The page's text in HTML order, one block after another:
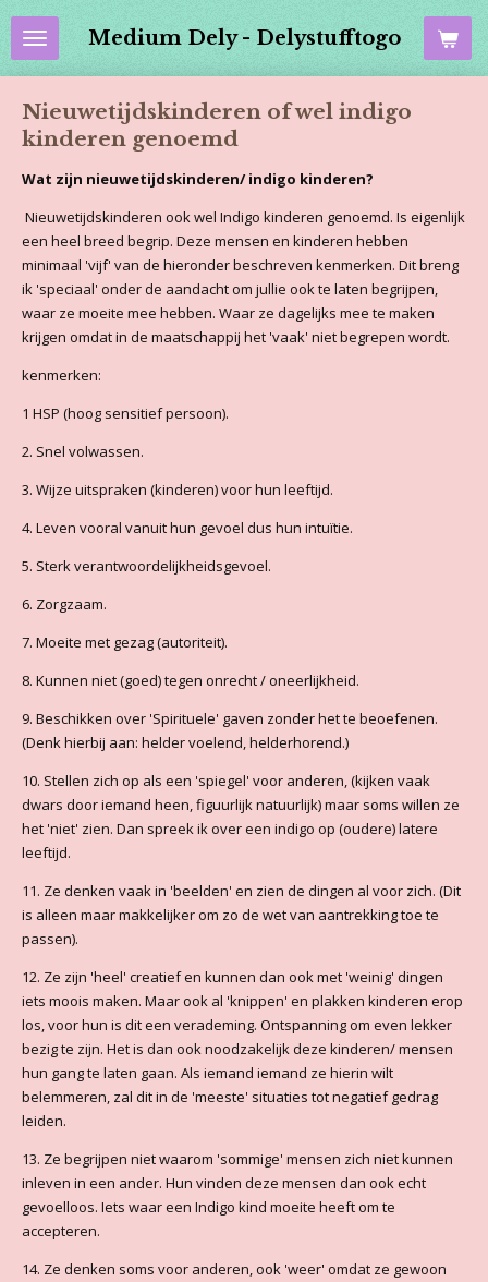
Ga
direct
hoofdinhoud
Medium Dely - Delystufftogo
Nieuwetijdskinderen of wel indigo
kinderen genoemd
Wat zijn nieuwetijdskinderen/ indigo kinderen?
Nieuwetijdskinderen ook wel Indigo kinderen genoemd. Is eigenlijk
een heel breed begrip. Deze mensen en kinderen hebben
minimaal 'vijf' van de hieronder beschreven kenmerken. Dit breng
ik 'speciaal' onder de aandacht om jullie ook te laten begrijpen,
waar ze moeite mee hebben. Waar ze dagelijks mee te maken
krijgen omdat in de maatschappij het 'vaak' niet begrepen wordt.
kenmerken:
1 HSP (hoog sensitief persoon).
2. Snel volwassen.
3. Wijze uitspraken (kinderen) voor hun leeftijd.
4. Leven vooral vanuit hun gevoel dus hun intuïtie.
5. Sterk verantwoordelijkheidsgevoel.
6. Zorgzaam.
7. Moeite met gezag (autoriteit).
8. Kunnen niet (goed) tegen onrecht / oneerlijkheid.
9. Beschikken over 'Spirituele' gaven zonder het te beoefenen.
(Denk hierbij aan: helder voelend, helderhorend.)
10. Stellen zich op als een 'spiegel' voor anderen, (kijken vaak
dwars door iemand heen, figuurlijk natuurlijk) maar soms willen ze
het 'niet' zien. Dan spreek ik over een indigo op (oudere) latere
leeftijd.
11. Ze denken vaak in 'beelden' en zien de dingen al voor zich. (Dit
is alleen maar makkelijker om zo de wet van aantrekking toe te
passen).
12. Ze zijn 'heel' creatief en kunnen dan ook met 'weinig' dingen
iets moois maken. Maar ook al 'knippen' en plakken kinderen erop
los, voor hun is dit een verademing. Ontspanning om even lekker
bezig te zijn. Het is dan ook noodzakelijk deze kinderen/ mensen
hun gang te laten gaan. Als iemand iemand ze hierin wilt
belemmeren, zal dit in de 'meeste' situaties tot negatief gedrag
leiden.
13. Ze begrijpen niet waarom 'sommige' mensen zich niet kunnen
inleven in een ander. Hun vinden deze mensen dan ook echt
gevoelloos. Iets waar een Indigo kind moeite heeft om te
accepteren.
14. Ze denken soms voor anderen, ook 'weer' omdat ze gewoon